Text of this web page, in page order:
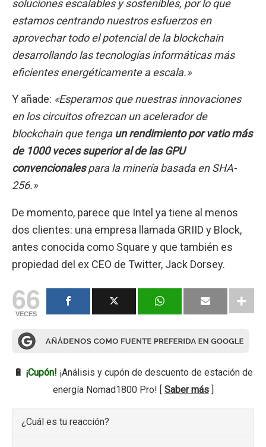
soluciones escalables y sostenibles, por lo que
estamos centrando nuestros esfuerzos en
aprovechar todo el potencial de la blockchain
desarrollando las tecnologías informáticas más
eficientes energéticamente a escala.»
Y añade: «Esperamos que nuestras innovaciones
en los circuitos ofrezcan un acelerador de
blockchain que tengaun rendimiento por vatio más
de 1000 veces superior al de las GPU
convencionalespara la minería basada en SHA-
256.»
De momento, parece que Intel ya tiene al menos
dos clientes: una empresa llamada GRIID y Block,
antes conocida como Square y que también es
propiedad del ex CEO de Twitter, Jack Dorsey.
66
VECES
🔋 ¡Cupón! ¡Análisis y cupón de descuento de estación de
energía Nomad1800 Pro! [ Saber más]
¿Cuál es tu reacción?